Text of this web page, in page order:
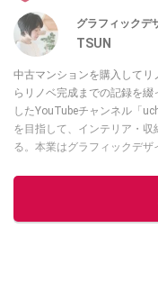
グラフィックデ
TSUN
中古マンションを購入して
らリノベ完成までの記録を
したYouTubeチャンネル「
を目指して、インテリア・
る。本業はグラフィックデザ
ノベ人気事例1位